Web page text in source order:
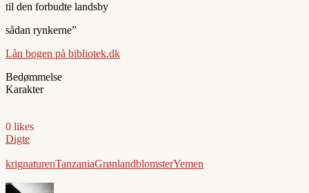
til den forbudte landsby
sådan rynkerne”
Lån bogen på bibliotek.dk
Bedømmelse
Karakter
0 likes
Digte
krignaturenTanzaniaGrønlandblomsterYemen